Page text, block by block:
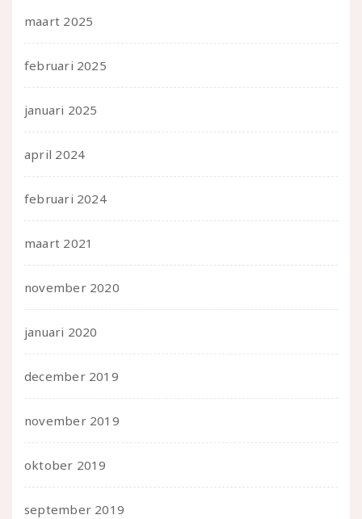
maart 2025
februari 2025
januari 2025
april 2024
februari 2024
maart 2021
november 2020
januari 2020
december 2019
november 2019
oktober 2019
september 2019